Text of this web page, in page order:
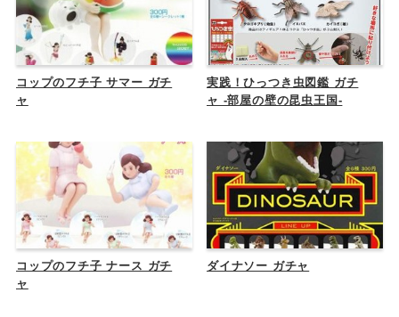
コップのフチ子 サマー ガチ
ャ
実践！ひっつき虫図鑑 ガチ
ャ -部屋の壁の昆虫王国-
コップのフチ子 ナース ガチ
ャ
ダイナソー ガチャ